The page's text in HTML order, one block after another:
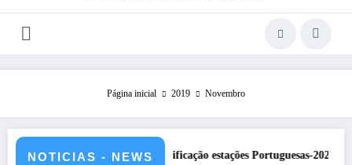
Página inicial 2019 Novembro
NOTICIAS - NEWS
DXCC – Classificação estações Portuguesas-2026 REP